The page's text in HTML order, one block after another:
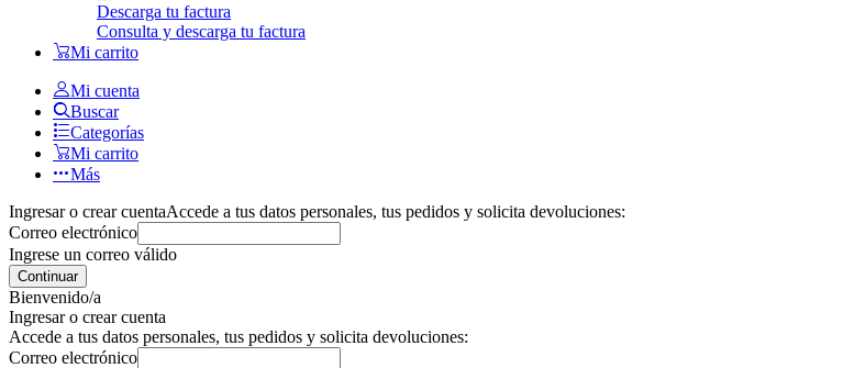
Descarga tu factura
Consulta y descarga tu factura
Mi carrito
Mi cuenta
Buscar
Categorías
Mi carrito
Más
Ingresar o crear cuentaAccede a tus datos personales, tus pedidos y solicita devoluciones:
Correo electrónico
Ingrese un correo válido
Continuar
Bienvenido/a
Ingresar o crear cuenta
Accede a tus datos personales, tus pedidos y solicita devoluciones:
Correo electrónico